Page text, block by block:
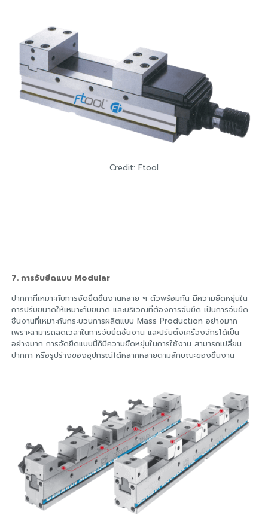
Credit: Ftool
7. การจับยึดแบบ Modular
ปากกาที่เหมาะกับการจัดยึดชิ้นงานหลาย ๆ ตัวพร้อมกัน มีความยืดหยุ่นใน
การปรับขนาดให้เหมาะกับขนาด และบริเวณที่ต้องการจับยึด เป็นการจับยึด
ชิ้นงานที่เหมาะกับกระบวนการผลิตแบบ Mass Production อย่างมาก
เพราะสามารถลดเวลาในการจับยึดชิ้นงาน และปรับตั้งเครื่องจักรได้เป็น
อย่างมาก การจัดยึดแบบนี้ก็มีความยืดหยุ่นในการใช้งาน สามารถเปลี่ยน
ปากกา หรือรูปร่างของอุปกรณ์ได้หลากหลายตามลักษณะของชิ้นงาน